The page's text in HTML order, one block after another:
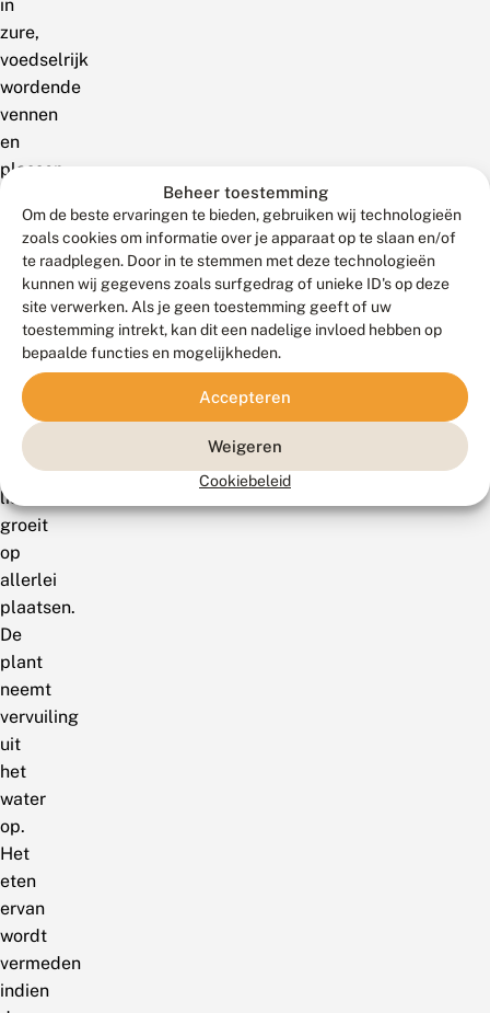
Beheer toestemming
Om de beste ervaringen te bieden, gebruiken wij technologieën
zoals cookies om informatie over je apparaat op te slaan en/of
te raadplegen. Door in te stemmen met deze technologieën
kunnen wij gegevens zoals surfgedrag of unieke ID's op deze
site verwerken. Als je geen toestemming geeft of uw
toestemming intrekt, kan dit een nadelige invloed hebben op
bepaalde functies en mogelijkheden.
Accepteren
Weigeren
Cookiebeleid
in
zure,
voedselrijk
wordende
vennen
en
plassen.
plant
komt
niet
voor
aan
grote
open
wateren.
grote
lisdodde
groeit
op
allerlei
plaatsen.
De
plant
neemt
vervuiling
uit
het
water
op.
Het
eten
ervan
wordt
vermeden
indien